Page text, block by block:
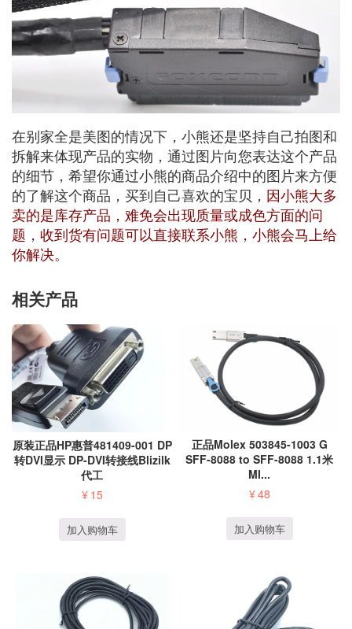
在别家全是美图的情况下，小熊还是坚持自己拍图和
拆解来体现产品的实物，通过图片向您表达这个产品
的细节，希望你通过小熊的商品介绍中的图片来方便
的了解这个商品，买到自己喜欢的宝贝， 因小熊大多
卖的是库存产品，难免会出现质量或成色方面的问
题，收到货有问题可以直接联系小熊，小熊会马上给
你解决。
相关产品
原装正品HP惠普481409-001 DP
转DVI显示 DP-DVI转接线Blizilk
代工
¥ 15
加入购物车
正品Molex 503845-1003 G
SFF-8088 to SFF-8088 1.1米
MI...
¥48
加入购物车